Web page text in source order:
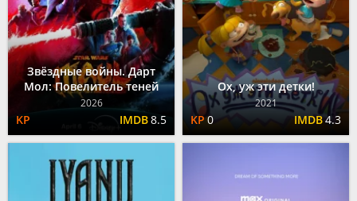
Звёздные войны. Дарт
Мол: Повелитель теней
2026
8.5
Ох, уж эти детки!
2021
0 4.3